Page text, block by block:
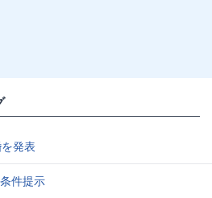
発表
件提示